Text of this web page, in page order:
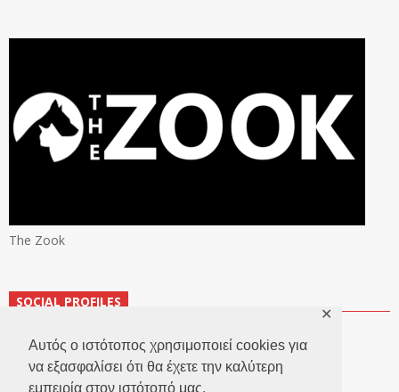
Αυτός ο ιστότοπος χρησιμοποιεί cookies για
να εξασφαλίσει ότι θα έχετε την καλύτερη
εμπειρία στον ιστότοπό μας.
✕
The Zook
SOCIAL PROFILES